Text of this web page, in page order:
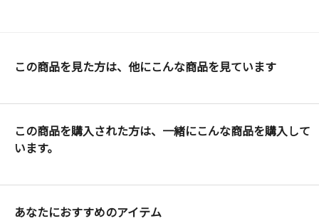
この商品を見た方は、他にこんな商品を見ています
この商品を購入された方は、一緒にこんな商品を購入して
います。
あなたにおすすめのアイテム